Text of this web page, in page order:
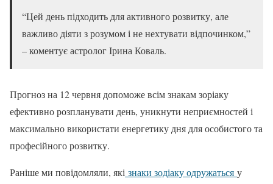
“Цей день підходить для активного розвитку, але
важливо діяти з розумом і не нехтувати відпочинком,”
– коментує астролог Ірина Коваль.
Прогноз на 12 червня допоможе всім знакам зоріаку
ефективно розпланувати день, уникнути неприємностей і
максимально використати енергетику дня для особистого та
професійного розвитку.
Раніше ми повідомляли, які знаки зодіаку одружаться у